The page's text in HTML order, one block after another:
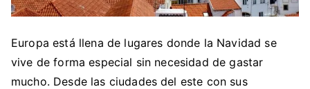
Europa está llena de lugares donde la Navidad se
vive de forma especial sin necesidad de gastar
mucho. Desde las ciudades del este con sus